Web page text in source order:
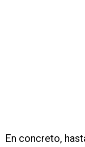
En concreto,